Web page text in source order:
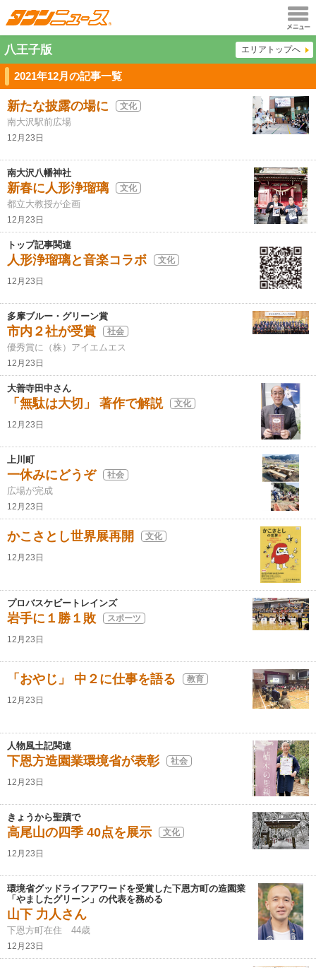
メニュ
ー
八王子版 エリアトップへ
2021年12月の記事一覧
新たな披露の場に 文化
南大沢駅前広場
12月23日
南大沢八幡神社
新春に人形浄瑠璃 文化
都立大教授が企画
12月23日
トップ記事関連
人形浄瑠璃と音楽コラボ 文化
12月23日
多摩ブルー・グリーン賞
市内２社が受賞 社会
優秀賞に（株）アイエムエス
12月23日
大善寺田中さん
「無駄は大切」 著作で解説 文化
12月23日
上川町
一休みにどうぞ 社会
広場が完成
12月23日
かこさとし世界展再開 文化
12月23日
プロバスケビートレインズ
岩手に１勝１敗 スポーツ
12月23日
「おやじ」 中２に仕事を語る 教育
12月23日
人物風土記関連
下恩方造園業環境省が表彰 社会
12月23日
きょうから聖蹟で
高尾山の四季 40点を展示 文化
12月23日
環境省グッドライフアワードを受賞した下恩方町の造園業
「やましたグリーン」の代表を務める
山下 力人さん
下恩方町在住 44歳
12月23日